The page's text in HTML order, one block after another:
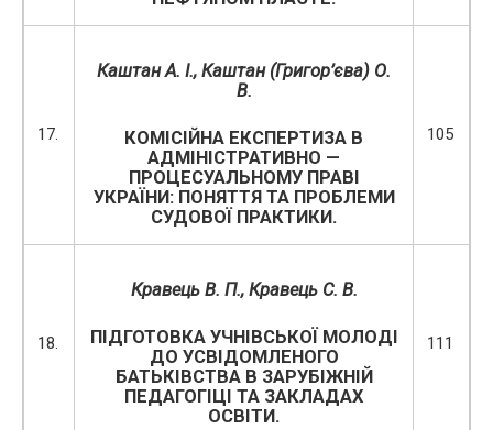
17.
Каштан А. І., Каштан (Григор’єва) О.
В.
КОМІСІЙНА ЕКСПЕРТИЗА В
АДМІНІСТРАТИВНО —
ПРОЦЕСУАЛЬНОМУ ПРАВІ
УКРАЇНИ: ПОНЯТТЯ ТА ПРОБЛЕМИ
СУДОВОЇ ПРАКТИКИ.
105
18.
Кравець В. П., Кравець С. В.
ПІДГОТОВКА УЧНІВСЬКОЇ МОЛОДІ
ДО УСВІДОМЛЕНОГО
БАТЬКІВСТВА В ЗАРУБІЖНІЙ
ПЕДАГОГІЦІ ТА ЗАКЛАДАХ
ОСВІТИ.
111